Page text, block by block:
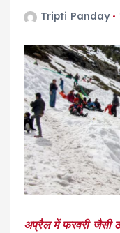
Tripti Panday
अप्रैल में फरवरी जैसी